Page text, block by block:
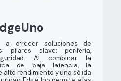
a ofrecer soluciones de
pilares clave: periferia,
Al combinar la
de baja latencia, la
alto rendimiento y una sólida